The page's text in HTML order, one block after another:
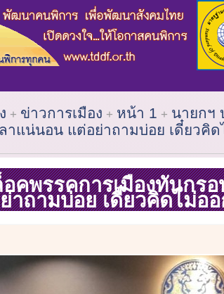
ข่าวการเมือง หน้า 1
นายกฯ
าแน่นอน แต่อย่าถามบ่อย เดี๋ยวคิด
คพรรคการเมืองทันกร
าถามบ่อย เดี๋ยวคิดไม่อ